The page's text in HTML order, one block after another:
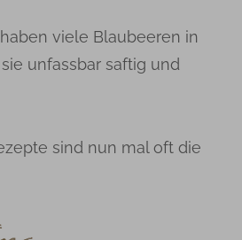
viele Blaubeeren in
unfassbar saftig und
sind nun mal oft die